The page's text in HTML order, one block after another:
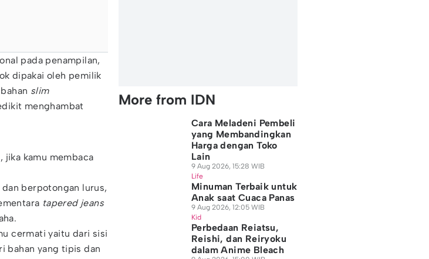
pada penampilan,
dipakai oleh pemilik
slim
menghambat
jika kamu membaca
berpotongan lurus,
tapered jeans
cermati yaitu dari sisi
bahan yang tipis dan
More from IDN
Cara Meladeni Pembeli
yang Membandingkan
Harga dengan Toko
Lain
9 Aug 2026, 15:28 WIB
Life
Minuman Terbaik untuk
Anak saat Cuaca Panas
9 Aug 2026, 12:05 WIB
Kid
Perbedaan Reiatsu,
Reishi, dan Reiryoku
dalam Anime Bleach